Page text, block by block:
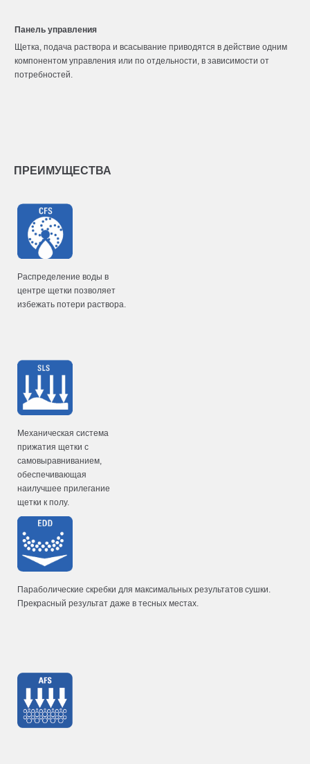
Панель управления
Щетка, подача раствора и всасывание приводятся в действие одним
компонентом управления или по отдельности, в зависимости от
потребностей.
ПРЕИМУЩЕСТВА
Распределение воды в
центре щетки позволяет
избежать потери раствора.
Механическая система
прижатия щетки с
самовыравниванием,
обеспечивающая
наилучшее прилегание
щетки к полу.
Параболические скребки для максимальных результатов сушки.
Прекрасный результат даже в тесных местах.